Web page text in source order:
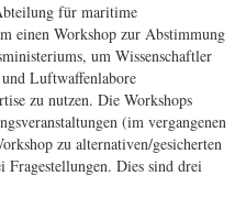
für maritime
einen Workshop zur Abstimmung
um Wissenschaftler
Luftwaffenlabore
zu nutzen. Die Workshops
(im vergangenen
zu alternativen/gesicherten
Fragestellungen. Dies sind drei